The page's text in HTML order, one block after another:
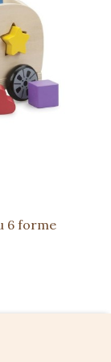
6 forme